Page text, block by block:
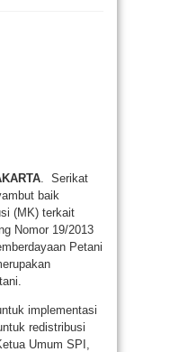
. Serikat
baik
(MK) terkait
Nomor 19/2013
Petani
implementasi
redistribusi
Umum SPI,